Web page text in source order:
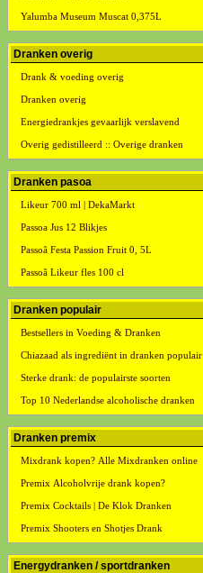
Yalumba Museum Muscat 0,375L
Dranken overig
Drank & voeding overig
Dranken overig
Energiedrankjes gevaarlijk verslavend
Overig gedistilleerd :: Overige dranken
Dranken pasoa
Likeur 700 ml | DekaMarkt
Passoa Jus 12 Blikjes
Passoã Festa Passion Fruit 0, 5L
Passoã Likeur fles 100 cl
Dranken populair
Bestsellers in Voeding & Dranken
Chiazaad als ingrediënt in dranken populair
Sterke drank: de populairste soorten
Top 10 Nederlandse alcoholische dranken
Dranken premix
Mixdrank kopen? Alle Mixdranken online
Premix Alcoholvrije drank kopen?
Premix Cocktails | De Klok Dranken
Premix Shooters en Shotjes Drank
Energydranken / sportdranken